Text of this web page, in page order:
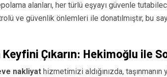
alanları, her türlü eşyayı güvenle
ve güvenlik önlemleri ile donatılmıştır, bu
Keyfini Çıkarın: Hekimoğlu ile
nakliyathizmetimizi aldığınızda,